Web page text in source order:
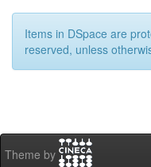
Items in DSpace are
reserved, unless
Theme by